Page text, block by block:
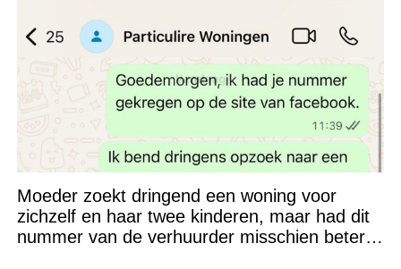
Moeder zoekt dringend een woning voor
zichzelf en haar twee kinderen, maar had dit
nummer van de verhuurder misschien beter